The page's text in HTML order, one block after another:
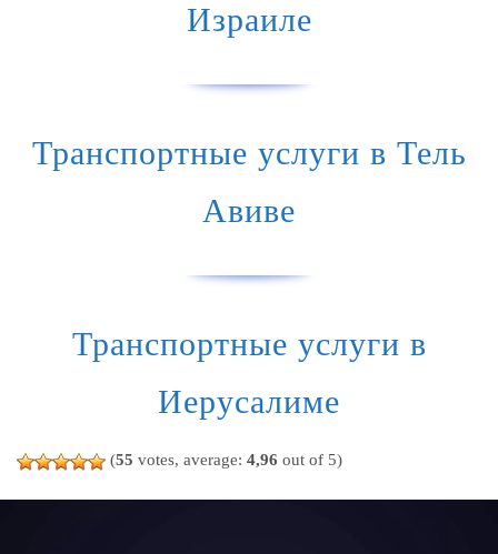
Израиле
Транспортные услуги в Тель
Авиве
Транспортные услуги в
Иерусалиме
(55 votes, average: 4,96 out of 5)